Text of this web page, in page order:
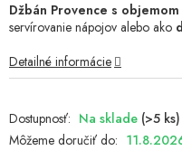
Na sklade (>5 ks)
Môžeme doručiť do:
Džbán Provence s
servírovanie nápojov alebo ako
Detailné informácie
z
5